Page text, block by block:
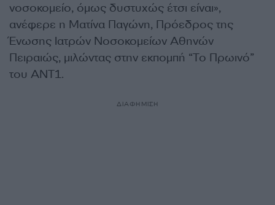
νοσοκομείο, όμως δυστυχώς έτσι είναι»,
ανέφερε η Ματίνα Παγώνη, Πρόεδρος της
Ένωσης Ιατρών Νοσοκομείων Αθηνών
Πειραιώς, μιλώντας στην εκπομπή “Το Πρωινό”
του ΑΝΤ1.
ΔΙΑΦΗΜΙΣΗ